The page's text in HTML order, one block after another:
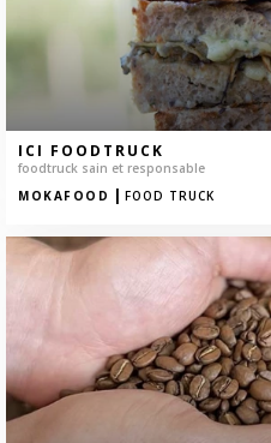
ICI FOODTRUCK
foodtruck sain et responsable
MOKAFOOD | FOOD TRUCK